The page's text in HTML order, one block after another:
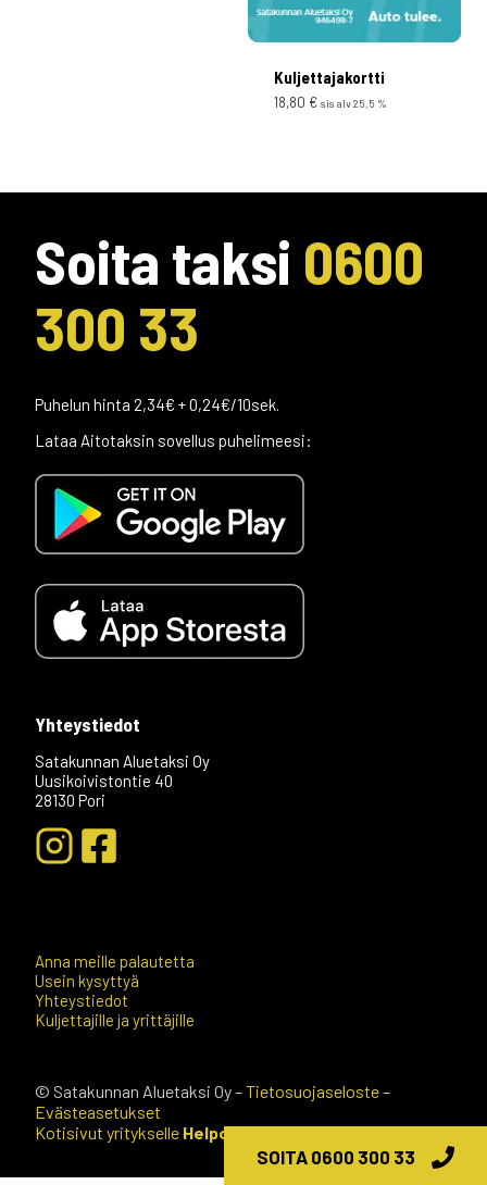
Kuljettajakortti
18,80 € sis alv 25,5 %
Soita taksi 0600
300 33
Puhelun hinta 2,34€ + 0,24€/10sek.
Lataa Aitotaksin sovellus puhelimeesi:
Yhteystiedot
Satakunnan Aluetaksi Oy
Uusikoivistontie 40
28130 Pori
Anna meille palautetta
Usein kysyttyä
Yhteystiedot
Kuljettajille ja yrittäjille
© Satakunnan Aluetaksi Oy –Tietosuojaseloste–
Evästeasetukset
Kotisivut yritykselle Helpotkotisivut.fi
SOITA 0600 300 33